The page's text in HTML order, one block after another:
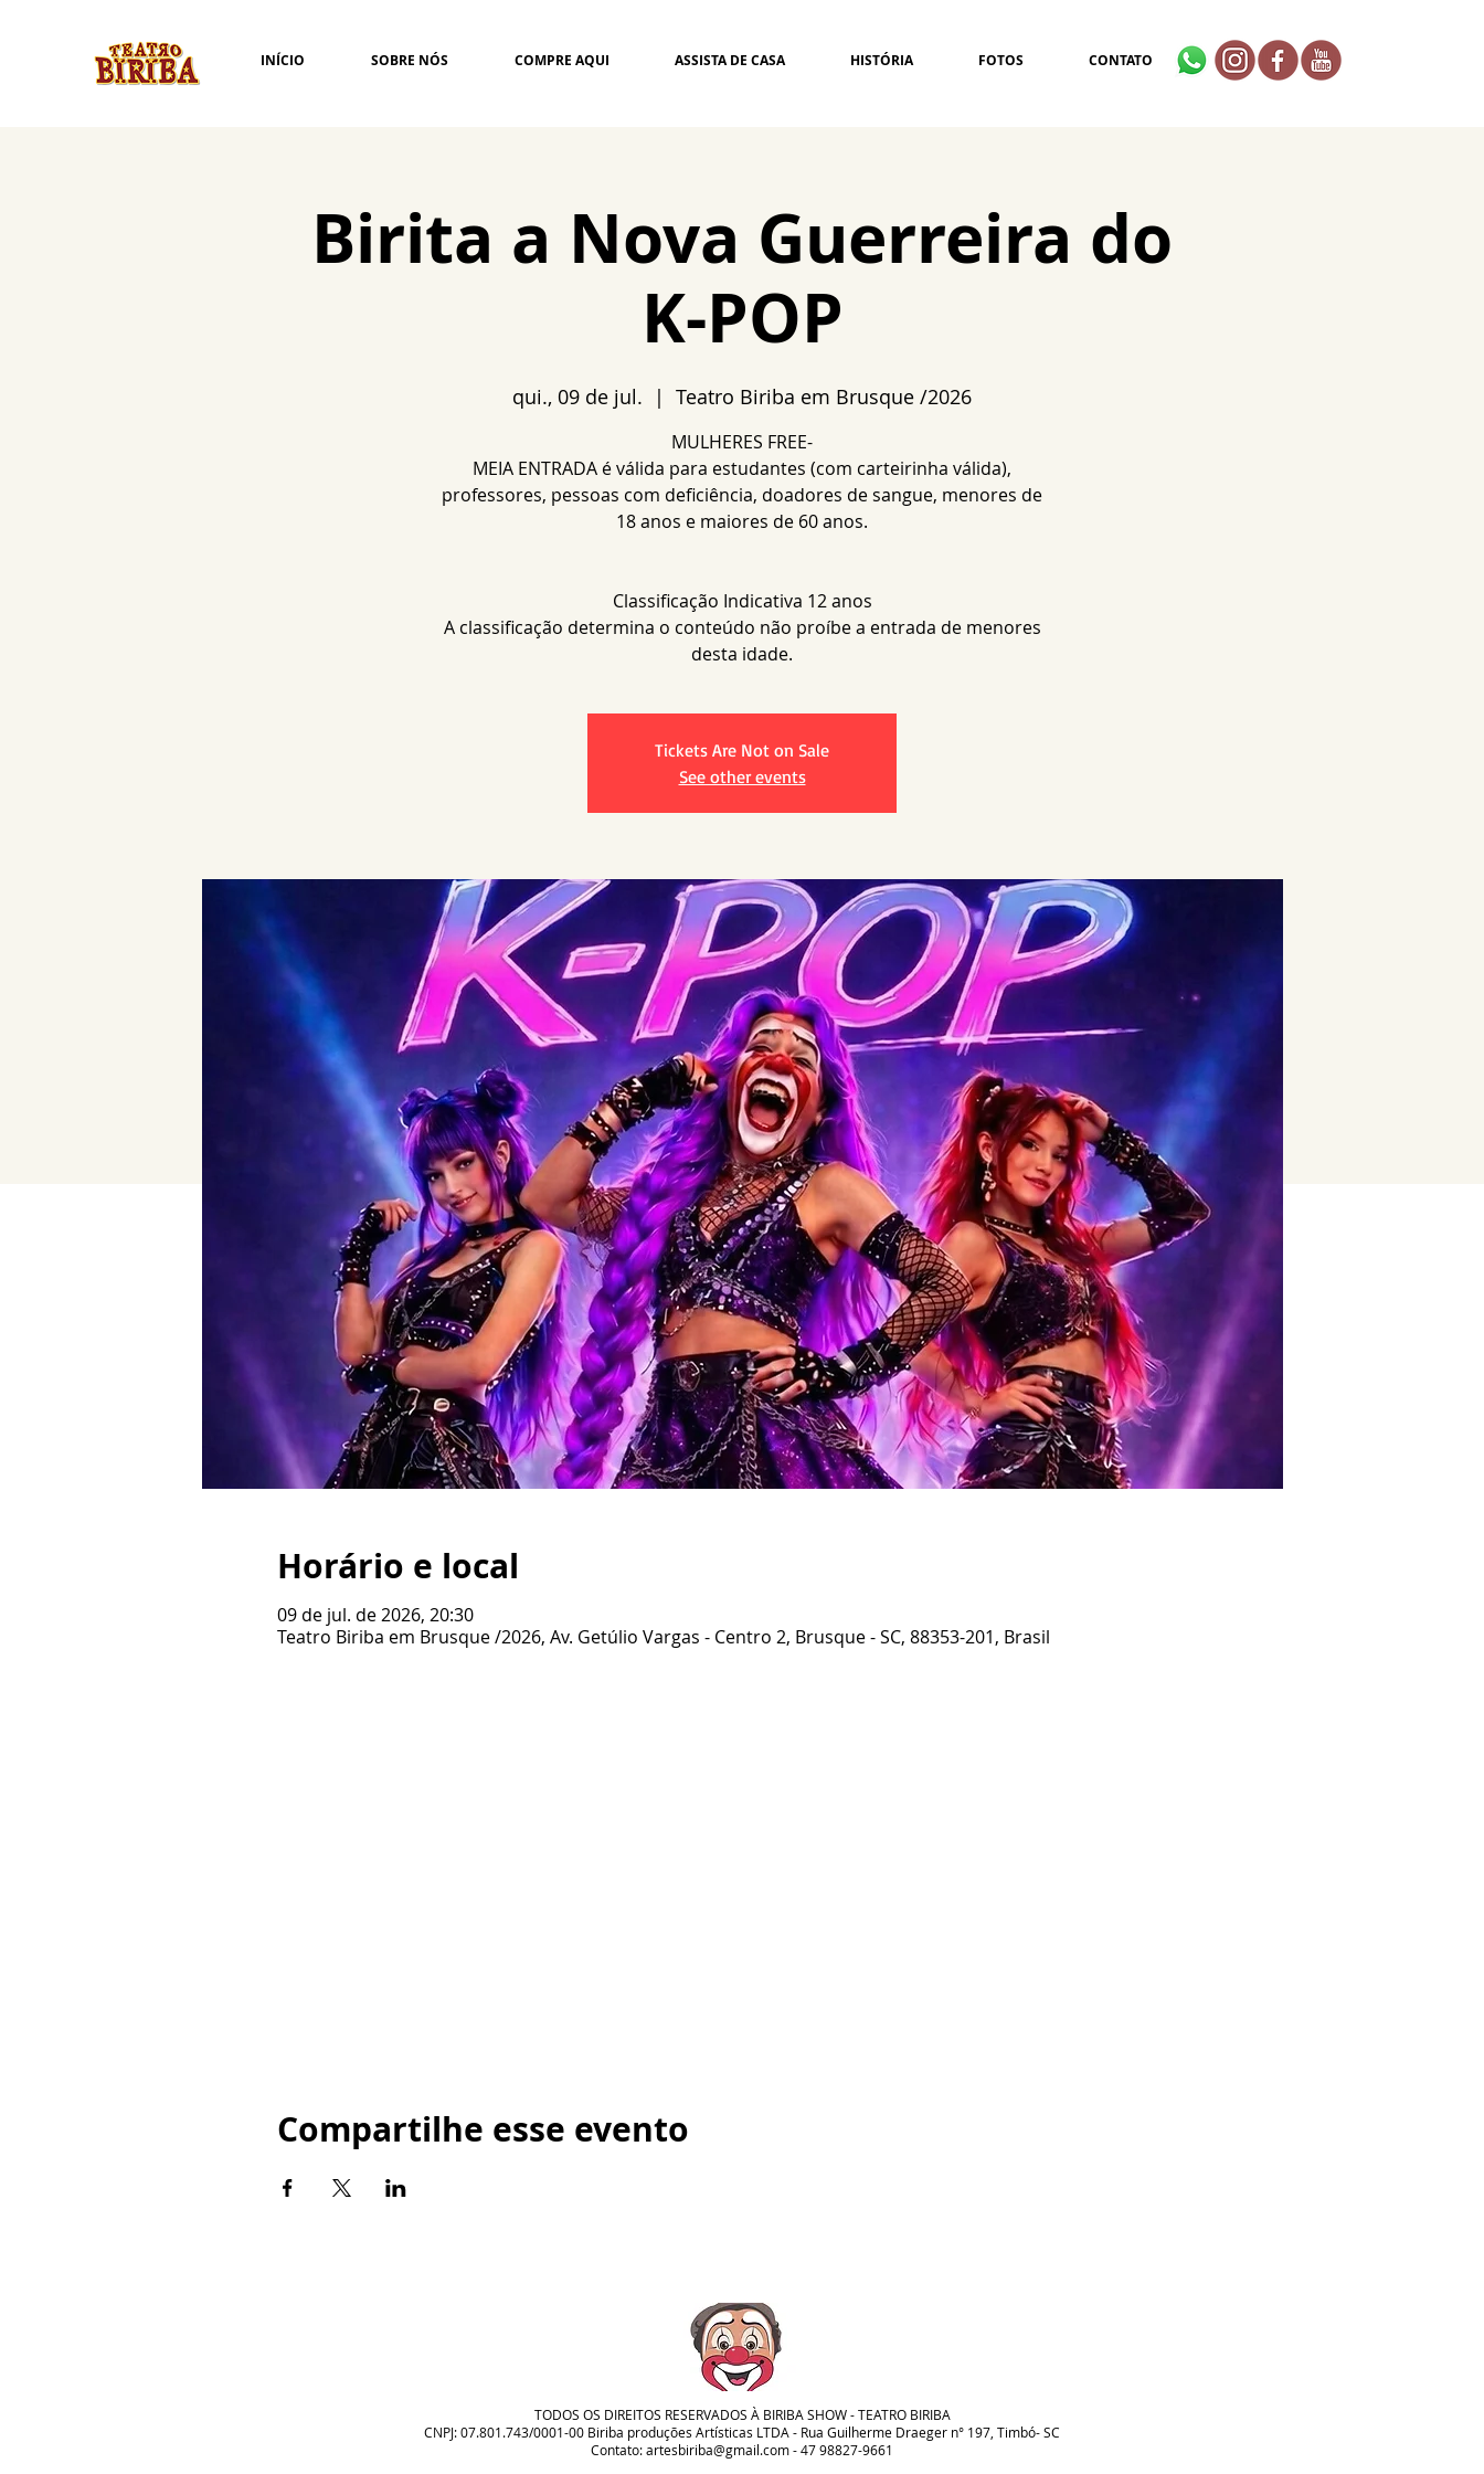
INÍCIO SOBRE NÓS COMPRE AQUI ASSISTA DE CASA HISTÓRIA FOTOS CONTATO
Birita a Nova Guerreira do
K-POP
qui., 09 de jul.
  |
Teatro Biriba em Brusque /2026
MULHERES FREE-
MEIA ENTRADA é válida para estudantes (com carteirinha válida),
professores, pessoas com deficiência, doadores de sangue, menores de
18 anos e maiores de 60 anos.
Classificação Indicativa 12 anos
A classificação determina o conteúdo não proíbe a entrada de menores
desta idade.
Tickets Are Not on Sale
See other events
Horário e local
09 de jul. de 2026, 20:30
Teatro Biriba em Brusque /2026, Av. Getúlio Vargas - Centro 2, Brusque - SC, 88353-201, Brasil
Compartilhe esse evento
TODOS OS DIREITOS RESERVADOS À BIRIBA SHOW - TEATRO BIRIBA
CNPJ: 07.801.743/0001-00 Biriba produções Artísticas LTDA - Rua Guilherme Draeger n° 197, Timbó- SC
Contato:artesbiriba@gmail.com- 47 98827-9661